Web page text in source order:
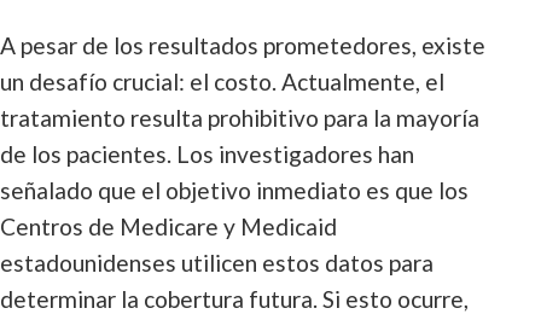
A pesar de los resultados prometedores, existe
un desafío crucial: el costo. Actualmente, el
tratamiento resulta prohibitivo para la mayoría
de los pacientes. Los investigadores han
señalado que el objetivo inmediato es que los
Centros de Medicare y Medicaid
estadounidenses utilicen estos datos para
determinar la cobertura futura. Si esto ocurre,